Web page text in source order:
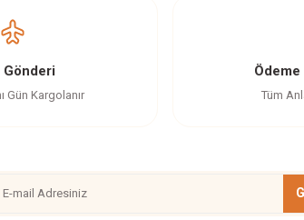
Gönderi
Gün Kargolanır Tüm